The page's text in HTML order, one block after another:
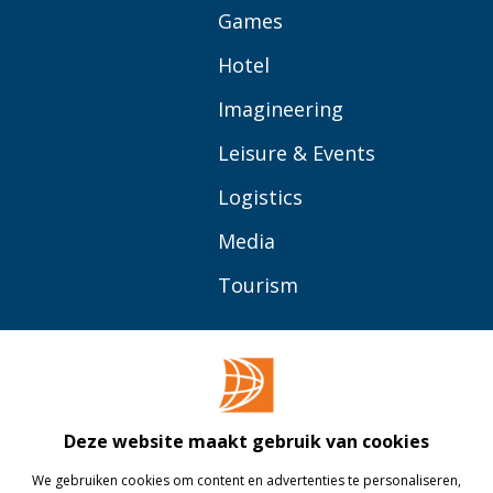
Games
Hotel
Imagineering
Leisure & Events
Logistics
Media
Tourism
Bedrijven
Onderzoek
Contact
Library
Webshop
Deze website maakt gebruik van cookies
We gebruiken cookies om content en advertenties te personaliseren,